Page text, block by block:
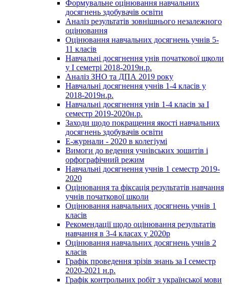
Формувальне оцінювання навчальних
досягнень здобувачів освіти
Аналіз результатів зовнішнього незалежного
оцінювання
Оцінювання навчальних досягнень учнів 5-
11 класів
Навчальні досягнення унів початкової щколи
у І семетрі 2018-2019н.р.
Аналіз ЗНО та ДПА 2019 року
Навчальні досягнення учнів 1-4 класів у
2018-2019н.р.
Навчальні досягнення унів 1-4 класів за І
семестр 2019-2020н.р.
Заходи щодо покращення якості навчальних
досягнень здобувачів освіти
Е-журнали - 2020 в колегіумі
Вимоги до ведення учнівських зошитів і
орфографічний режим
Навчальні досягнення учнів 1 семестр 2019-
2020
Оцінювання та фіксація результатів навчання
учнів початкової школи
Оцінювання навчальних досягнень учнів 1
класів
Рекомендації щодо оцінювання результатів
навчання в 3-4 класах у 2020р
Оцінювання навчальних досягнень учнів 2
класів
Графік проведення зрізів знань за І семестр
2020-2021 н.р.
Графік контрольних робіт з української мови